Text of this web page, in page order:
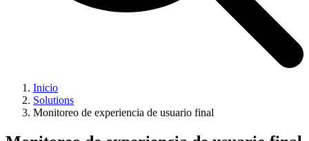
Inicio
Solutions
Monitoreo de experiencia de usuario final